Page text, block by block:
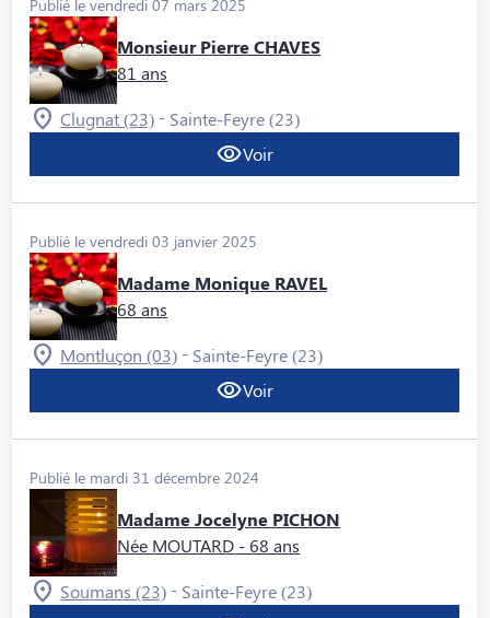
Publié le vendredi 07 mars 2025
Monsieur Pierre CHAVES
81 ans
Clugnat (23) - Sainte-Feyre (23)
Voir
Publié le vendredi 03 janvier 2025
Madame Monique RAVEL
68 ans
Montluçon (03) - Sainte-Feyre (23)
Voir
Publié le mardi 31 décembre 2024
Madame Jocelyne PICHON
Née MOUTARD - 68 ans
Soumans (23) - Sainte-Feyre (23)